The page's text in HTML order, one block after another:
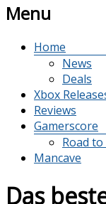
Menu
Home
News
Deals
Xbox
Reviews
Gamerscore
Road
Mancave
Das